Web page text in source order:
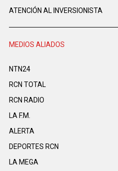
ATENCIÓN AL INVERSIONISTA
MEDIOS ALIADOS
NTN24
RCN TOTAL
RCN RADIO
LA F.M.
ALERTA
DEPORTES RCN
LA MEGA